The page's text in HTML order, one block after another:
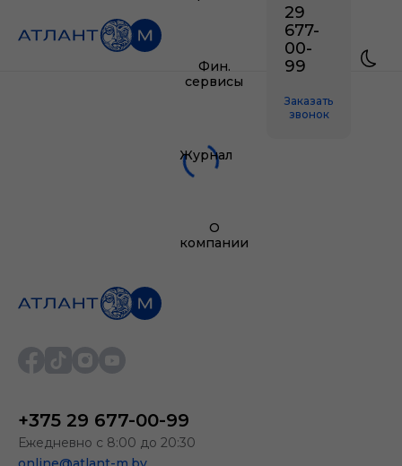
Фин.
сервисы
Журнал
О
компании
29
677-
00-
99
Заказать
звонок
+375 29 677-00-99
Ежедневно с 8:00 до 20:30